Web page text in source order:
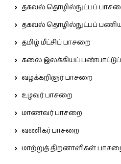
தகவல் தொழில்நுட்பப்
தகவல் தொழில்நுட்பப்
தமிழ் மீட்சிப் பாசறை
கலை இலக்கியப்
வழக்கறிஞர் பாசறை
உழவர் பாசறை
மாணவர் பாசறை
வணிகர் பாசறை
மாற்றுத் திறனாளிகள்